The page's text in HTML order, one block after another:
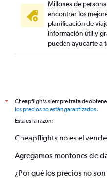
Millones de
encontrar los
planificación de
información útil y
pueden ayudarte a
*
Cheapflights siempre trata de
los precios no están garantizados.
Esta es la razón:
Cheapflights no es el
Agregamos montones de
¿Por qué los precios no